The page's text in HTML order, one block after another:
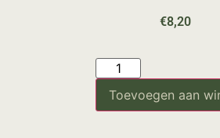
€8,20
Toevoegen aan